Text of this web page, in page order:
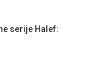
serije Halef: